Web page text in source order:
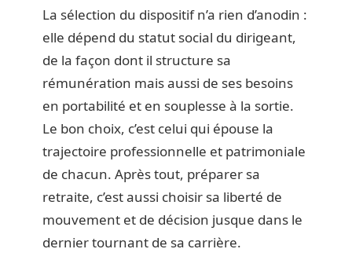
La sélection du dispositif n’a rien d’anodin :
elle dépend du statut social du dirigeant,
de la façon dont il structure sa
rémunération mais aussi de ses besoins
en portabilité et en souplesse à la sortie.
Le bon choix, c’est celui qui épouse la
trajectoire professionnelle et patrimoniale
de chacun. Après tout, préparer sa
retraite, c’est aussi choisir sa liberté de
mouvement et de décision jusque dans le
dernier tournant de sa carrière.